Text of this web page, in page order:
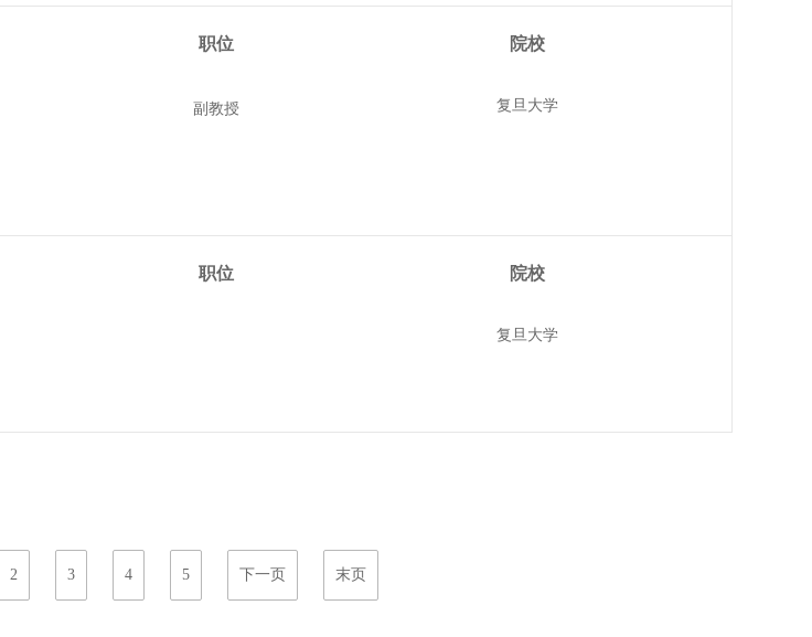
职位
副教授
院校
复旦大学
职位 院校
复旦大学
2 3 4 5 下一页 末页